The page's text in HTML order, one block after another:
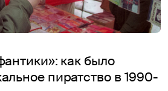
как было
пиратство в 1990-